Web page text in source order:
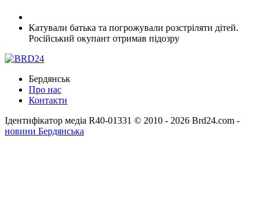
Катували батька та погрожували розстріляти дітей.
Російський окупант отримав підозру
Бердянськ
Про нас
Контакти
Ідентифікатор медіа R40-01331 © 2010 - 2026 Brd24.com -
новини Бердянська